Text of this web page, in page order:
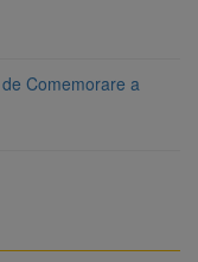
Comemorare a